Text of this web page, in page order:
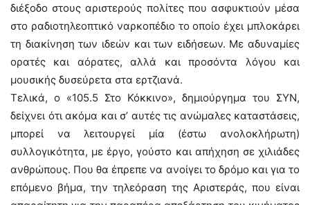
διέξοδο στους αριστερούς πολίτες που ασφυκτιούν μέσα
στο ραδιοτηλεοπτικό ναρκοπέδιο το οποίο έχει μπλοκάρει
τη διακίνηση των ιδεών και των ειδήσεων. Με αδυναμίες
ορατές και αόρατες, αλλά και προσόντα λόγου και
μουσικής δυσεύρετα στα ερτζιανά.
Τελικά, ο «105.5 Στο Κόκκινο», δημιούργημα του ΣΥΝ,
δείχνει ότι ακόμα και σ’ αυτές τις ανώμαλες καταστάσεις,
μπορεί να λειτουργεί μία (έστω ανολοκλήρωτη)
συλλογικότητα, με έργο, γούστο και απήχηση σε χιλιάδες
ανθρώπους. Που θα έπρεπε να ανοίγει το δρόμο και για το
επόμενο βήμα, την τηλεόραση της Αριστεράς, που είναι